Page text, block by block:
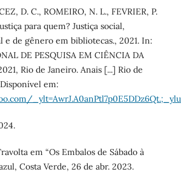
D. C., ROMEIRO, N. L., FEVRIER, P.
para quem? Justiça social,
de gênero em bibliotecas., 2021. In:
DE PESQUISA EM CIÊNCIA DA
Rio de Janeiro. Anais [...] Rio de
em:
em “Os Embalos de Sábado à
Costa Verde, 26 de abr. 2023.